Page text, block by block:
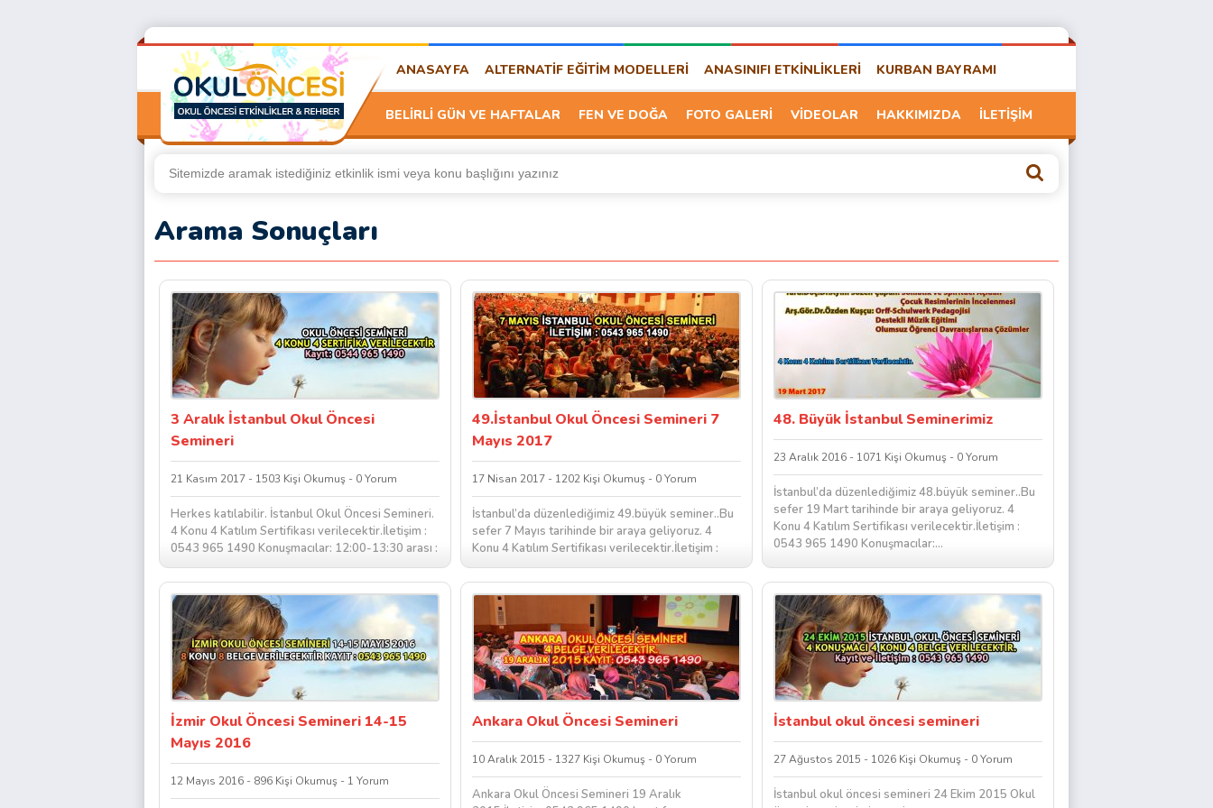
ANASAYFA ALTERNATİF EĞİTİM MODELLERİ ANASINIFI ETKİNLİKLERİ KURBAN BAYRAMI
BELİRLİ GÜN VE HAFTALAR FEN VE DOĞA FOTO GALERİ VİDEOLAR HAKKIMIZDA İLETİŞİM
Arama Sonuçları
3 Aralık İstanbul Okul Öncesi
Semineri
21 Kasım 2017 - 1503 Kişi Okumuş - 0 Yorum
Herkes katılabilir. İstanbul Okul Öncesi Semineri.
4 Konu 4 Katılım Sertifikası verilecektir.İletişim :
0543 965 1490 Konuşmacılar: 12:00-13:30 arası :
1-Bozhana Markovska: Montessori...
49.İstanbul Okul Öncesi Semineri 7
Mayıs 2017
17 Nisan 2017 - 1202 Kişi Okumuş - 0 Yorum
İstanbul’da düzenlediğimiz 49.büyük seminer..Bu
sefer 7 Mayıs tarihinde bir araya geliyoruz. 4
Konu 4 Katılım Sertifikası verilecektir.İletişim :
0543 965 1490 istanbul okul...
48. Büyük İstanbul Seminerimiz
23 Aralık 2016 - 1071 Kişi Okumuş - 0 Yorum
İstanbul’da düzenlediğimiz 48.büyük seminer..Bu
sefer 19 Mart tarihinde bir araya geliyoruz. 4
Konu 4 Katılım Sertifikası verilecektir.İletişim :
0543 965 1490 Konuşmacılar:...
İzmir Okul Öncesi Semineri 14-15
Mayıs 2016
12 Mayıs 2016 - 896 Kişi Okumuş - 1 Yorum
Ankara Okul Öncesi Semineri
10 Aralık 2015 - 1327 Kişi Okumuş - 0 Yorum
Ankara Okul Öncesi Semineri 19 Aralık
İstanbul okul öncesi semineri
27 Ağustos 2015 - 1026 Kişi Okumuş - 0 Yorum
İstanbul okul öncesi semineri 24 Ekim 2015 Okul